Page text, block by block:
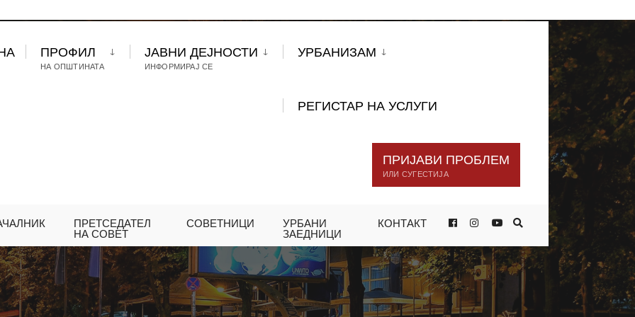
ПРОФИЛ
НА ОПШТИНАТА
ЈАВНИ ДЕЈНОСТИ
ИНФОРМИРАЈ СЕ
УРБАНИЗАМ
РЕГИСТАР НА УСЛУГИ
ПРИЈАВИ ПРОБЛЕМ
ИЛИ СУГЕСТИЈА
ПРЕТСЕДАТЕЛ
НА СОВЕТ
СОВЕТНИЦИ
УРБАНИ
ЗАЕДНИЦИ
КОНТАКТ